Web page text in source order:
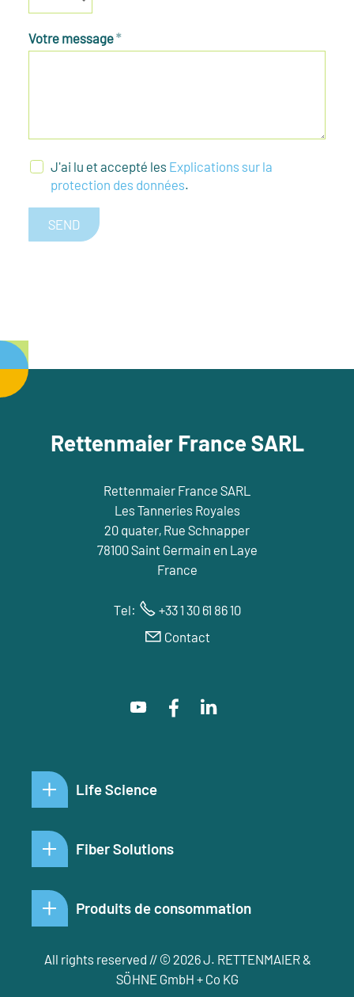
Votre message*
J'ai lu et accepté les Explications sur la
protection des données.
SEND
Rettenmaier France SARL
Rettenmaier France SARL
Les Tanneries Royales
20 quater, Rue Schnapper
78100 Saint Germain en Laye
France
Tel:
+33 1 30 61 86 10
Contact
Life Science
Fiber Solutions
Produits de consommation
All rights reserved // © 2026 J. RETTENMAIER &
SÖHNE GmbH + Co KG